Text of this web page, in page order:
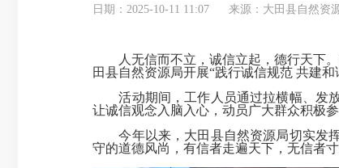
日期：2025-10-11 11:07 来源：大田县自然资
人无信而不立，诚信立起，德行天下
田县自然资源局开展“践行诚信规范 共建和
活动期间，工作人员通过拉横幅、发
让诚信观念入脑入心，动员广大群众积极
今年以来，大田县自然资源局切实发
守的道德风尚，有信者走遍天下，无信者